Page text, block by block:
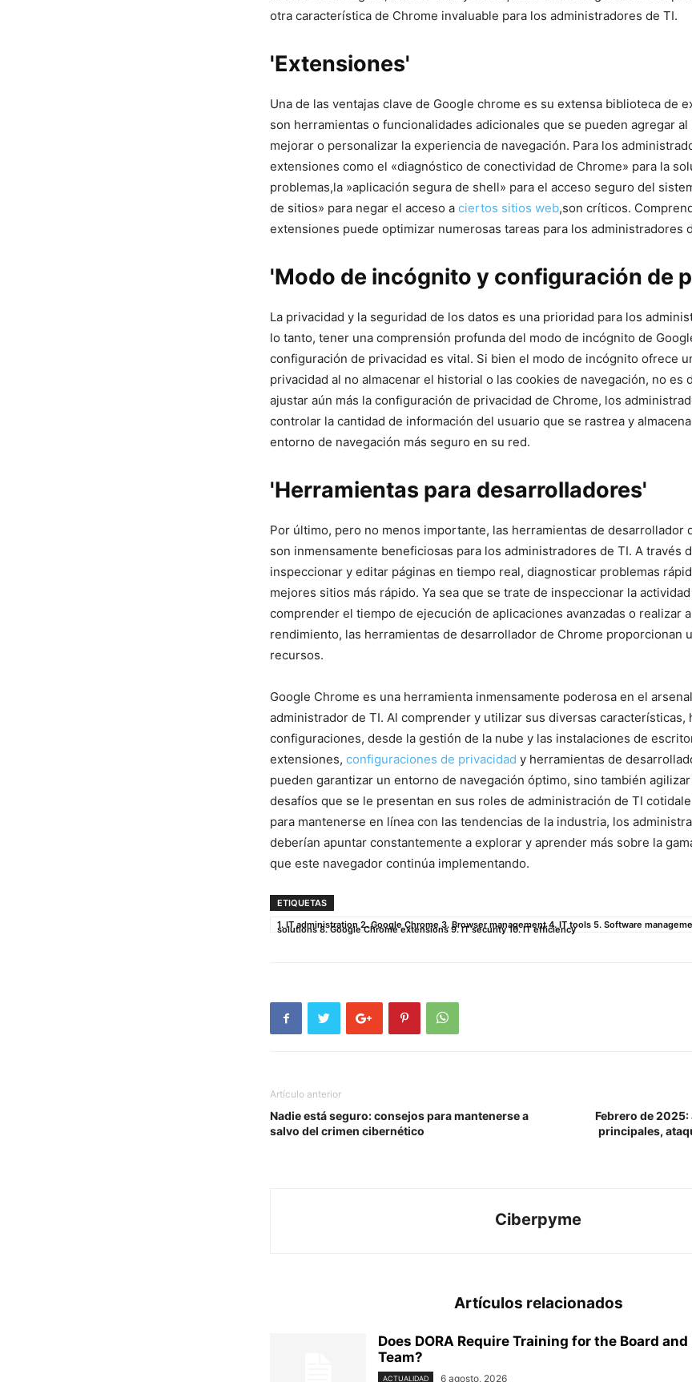
otra característica de Chrome invaluable para los administradores de TI.
'Extensiones'
Una de las​ ventajas clave de Google chrome es su extensa biblioteca de
⁢son herramientas o funcionalidades‍ adicionales que se pueden agregar al
mejorar o personalizar la experiencia de navegación. Para los
extensiones como el «diagnóstico de‌ conectividad​ de Chrome» para la
problemas,la ‌»aplicación segura de shell» para el acceso seguro del
de sitios» para negar⁤ el acceso​ a ciertos sitios web,son críticos.
⁢extensiones puede optimizar numerosas tareas para los administradores
'Modo de incógnito y ⁣configuración de
La privacidad y la seguridad de los datos es una ​prioridad‍ para los
lo tanto, tener una‌ comprensión profunda del modo de incógnito​ de
configuración de privacidad es vital. Si bien el modo‍ de incógnito ofrece
privacidad al no almacenar el historial o las cookies ​de navegación, no es
ajustar aún más la configuración de privacidad de Chrome, ⁢los
controlar⁣ la cantidad de información del‍ usuario que se rastrea y
entorno de navegación más seguro en su ⁤red.
'Herramientas para desarrolladores'
Por último, pero no menos importante, ‍las herramientas de desarrollador
son inmensamente beneficiosas para los administradores de TI. A través
inspeccionar y editar páginas en tiempo real,⁢ diagnosticar problemas
mejores sitios más rápido. Ya sea que se trate de inspeccionar la
comprender el tiempo de ejecución de aplicaciones ⁤avanzadas o realizar
rendimiento, las herramientas de desarrollador de Chrome ‌proporcionan
recursos.
Google Chrome es una herramienta inmensamente poderosa en el
administrador⁣ de TI. Al comprender y utilizar sus ⁣diversas⁢ características,
configuraciones, desde⁤ la gestión de la nube y las instalaciones de
extensiones, configuraciones de privacidad y herramientas de
pueden garantizar un entorno de navegación⁣ óptimo,‌ sino también
desafíos que se le presentan en sus roles de administración de TI
para ⁤mantenerse en línea con las tendencias⁣ de la ⁣industria, los
deberían apuntar constantemente a explorar‍ y aprender más sobre ⁣la​
que este navegador continúa implementando.
ETIQUETAS
1. IT administration 2. Google Chrome 3. Browser management 4. IT tools 5. Software
solutions 8. Google Chrome extensions 9. IT security 10. IT efficiency
Artículo anterior
Nadie está seguro: consejos para mantenerse a
salvo del crimen cibernético
Febrero de
principales,
Ciberpyme
Artículos relacionados
Does DORA Require Training for the Board
Team?
ACTUALIDAD 6 agosto, 2026